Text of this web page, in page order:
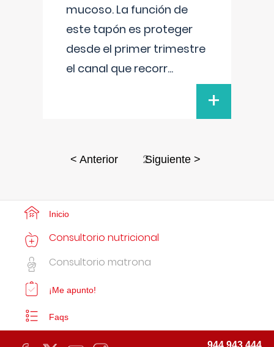
mucoso. La función de
este tapón es proteger
desde el primer trimestre
el canal que recorr...
+
< Anterior 2Siguiente >
Inicio
Consultorio nutricional
Consultorio matrona
¡Me apunto!
Faqs
944 943 444